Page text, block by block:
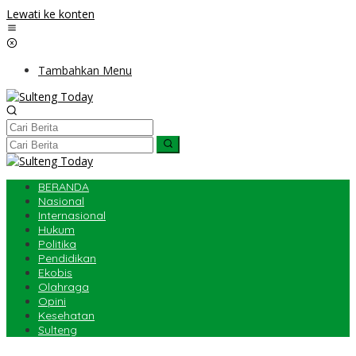
Lewati ke konten
Tambahkan Menu
BERANDA
Nasional
Internasional
Hukum
Politika
Pendidikan
Ekobis
Olahraga
Opini
Kesehatan
Sulteng